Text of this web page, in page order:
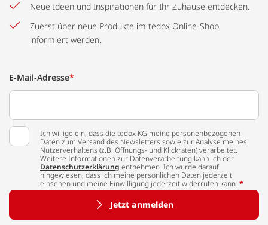
Neue Ideen und Inspirationen für Ihr Zuhause entdecken.
Zuerst über neue Produkte im tedox Online-Shop
informiert werden.
E-Mail-Adresse*
Ich willige ein, dass die tedox KG meine personenbezogenen
Daten zum Versand des Newsletters sowie zur Analyse meines
Nutzerverhaltens (z.B. Öffnungs- und Klickraten) verarbeitet.
Weitere Informationen zur Datenverarbeitung kann ich der
Datenschutzerklärung entnehmen. Ich wurde darauf
hingewiesen, dass ich meine persönlichen Daten jederzeit
einsehen und meine Einwilligung jederzeit widerrufen kann. *
Jetzt anmelden